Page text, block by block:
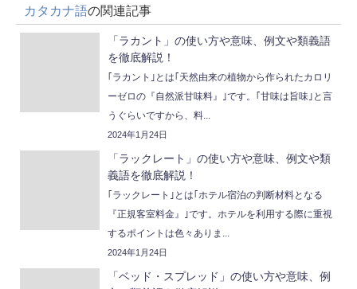
カタカナ語の関連記事
「ラカント」の使い方や意味、例文や類義語
を徹底解説！
｢ラカント｣とは｢天然由来の植物から作られたカロリ
ーゼロの『自然派甘味料』｣です。｢甘味は旨味｣と言
うぐらいですから、料...
2024年1月24日
「ラックレート」の使い方や意味、例文や類
義語を徹底解説！
｢ラックレート｣とは｢ホテル宿泊の判断材料となる
『正規客室料金』｣です。ホテルを利用する際に重視
するポイントは色々ありま...
2024年1月24日
「ベッド・スプレッド」の使い方や意味、例